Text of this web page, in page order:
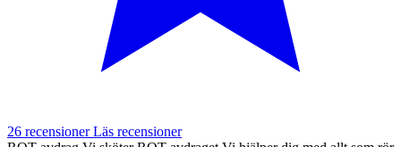
26 recensioner Läs recensioner